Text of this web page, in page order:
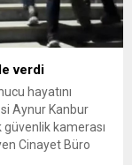
verdi
hayatını
Aynur Kanbur
güvenlik kamerası
Cinayet Büro